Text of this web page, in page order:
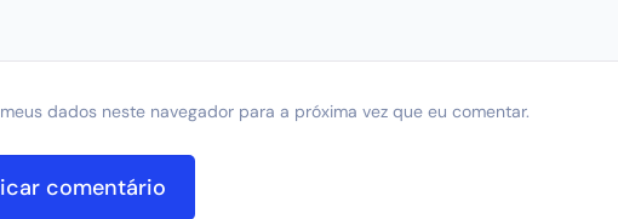
dados neste navegador para a próxima vez que eu comentar.